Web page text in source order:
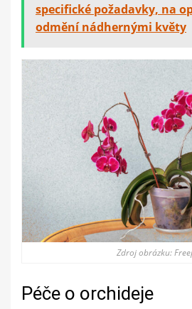
specifické požadavky, na
odmění nádhernými květy
Zdroj obrázku:
Péče o orchideje